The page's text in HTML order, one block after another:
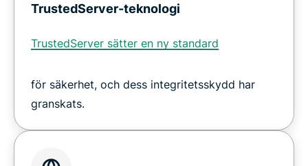
TrustedServer-teknologi
TrustedServer sätter en ny standard
för säkerhet, och dess integritetsskydd har
granskats.